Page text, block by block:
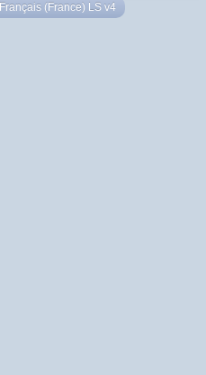
Français (France) LS v4